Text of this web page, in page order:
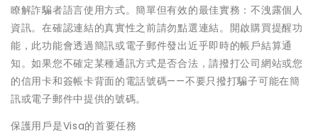
瞭解詐騙者語言使用方式。簡單但有效的最佳實務：不洩露個人
資訊。在確認連結的真實性之前請勿點選連結。開啟購買提醒功
能，此功能會透過簡訊或電子郵件發出近乎即時的帳戶結算通
知。如果您不確定某種通訊方式是否合法，請撥打公司網站或您
的信用卡和簽帳卡背面的電話號碼——不要只撥打騙子可能在簡
訊或電子郵件中提供的號碼。
保護用戶是Visa的首要任務